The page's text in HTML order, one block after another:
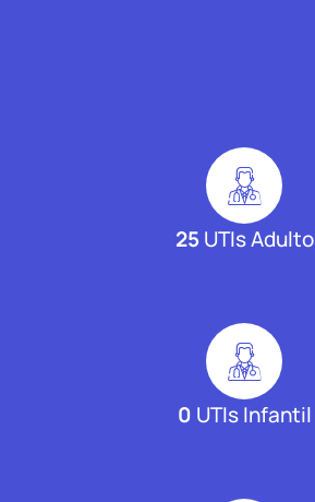
25UTIs Adulto
0 UTIs Infantil